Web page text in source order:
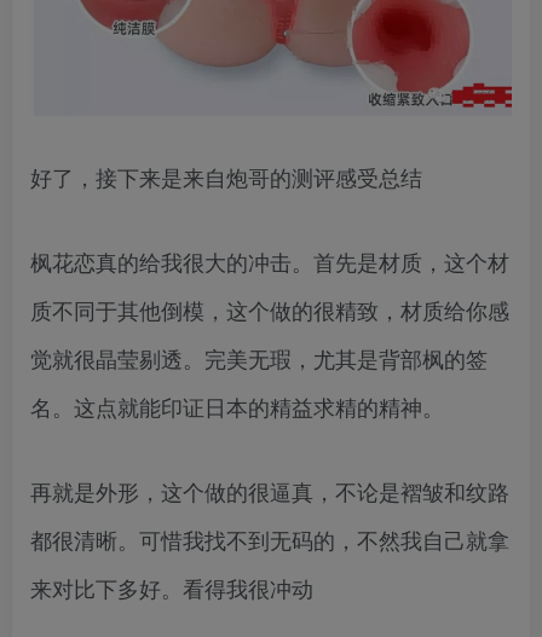
好了，接下来是来自炮哥的测评感受总结
枫花恋真的给我很大的冲击。首先是材质，这个材
质不同于其他倒模，这个做的很精致，材质给你感
觉就很晶莹剔透。完美无瑕，尤其是背部枫的签
名。这点就能印证日本的精益求精的精神。
再就是外形，这个做的很逼真，不论是褶皱和纹路
都很清晰。可惜我找不到无码的，不然我自己就拿
来对比下多好。看得我很冲动